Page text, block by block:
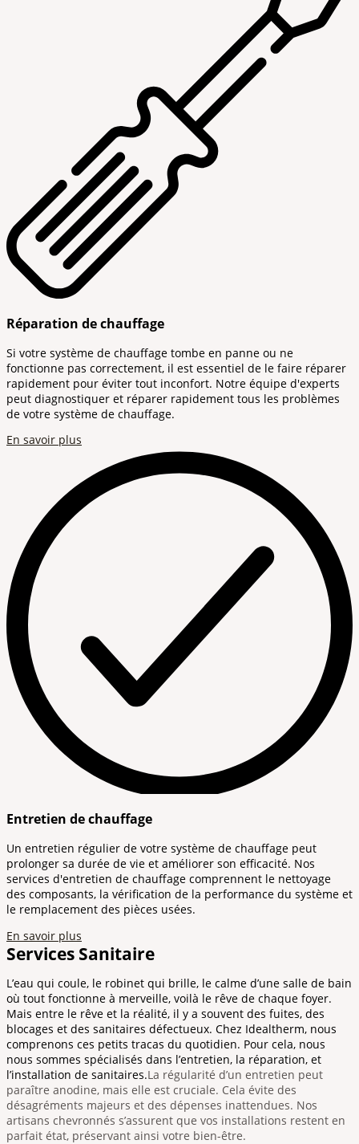
Réparation de chauffage
Si votre système de chauffage tombe en panne ou ne
fonctionne pas correctement, il est essentiel de le faire réparer
rapidement pour éviter tout inconfort. Notre équipe d'experts
peut diagnostiquer et réparer rapidement tous les problèmes
de votre système de chauffage.
En savoir plus
Entretien de chauffage
Un entretien régulier de votre système de chauffage peut
prolonger sa durée de vie et améliorer son efficacité. Nos
services d'entretien de chauffage comprennent le nettoyage
des composants, la vérification de la performance du système et
le remplacement des pièces usées.
En savoir plus
Services Sanitaire
L’eau qui coule, le robinet qui brille, le calme d’une salle de bain
où tout fonctionne à merveille, voilà le rêve de chaque foyer.
Mais entre le rêve et la réalité, il y a souvent des fuites, des
blocages et des sanitaires défectueux. Chez Idealtherm, nous
comprenons ces petits tracas du quotidien. Pour cela, nous
nous sommes spécialisés dans l’entretien, la réparation, et
l’installation de sanitaires.La régularité d’un entretien peut
paraître anodine, mais elle est cruciale. Cela évite des
désagréments majeurs et des dépenses inattendues. Nos
artisans chevronnés s’assurent que vos installations restent en
parfait état, préservant ainsi votre bien-être.